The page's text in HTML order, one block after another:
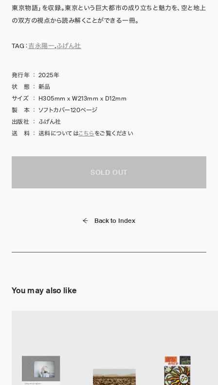
東京物語」を収録。東京という巨大都市の成り立ちと魅力を、空と地上
の双方の視点から読み解くことができる一冊。
TAG：吉永陽一,ふげん社
発行年 ： 2025年
状 態 ： 新品
サイズ
： H305mm x W213mm x D12mm
製 本 ： ソフトカバー120ページ
出版社 ： ふげん社
送 料 ： 送料についてはこちらをご覧ください
SOLD OUT
Back to Index
You may also like